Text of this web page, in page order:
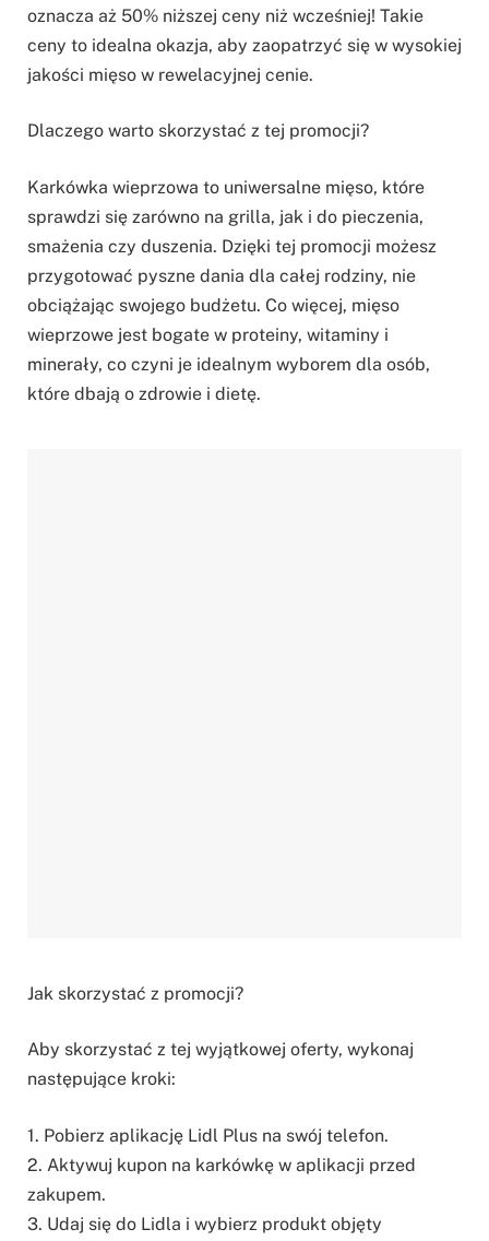
oznacza aż 50% niższej ceny niż wcześniej! Takie
ceny to idealna okazja, aby zaopatrzyć się w wysokiej
jakości mięso w rewelacyjnej cenie.
Dlaczego warto skorzystać z tej promocji?
Karkówka wieprzowa to uniwersalne mięso, które
sprawdzi się zarówno na grilla, jak i do pieczenia,
smażenia czy duszenia. Dzięki tej promocji możesz
przygotować pyszne dania dla całej rodziny, nie
obciążając swojego budżetu. Co więcej, mięso
wieprzowe jest bogate w proteiny, witaminy i
minerały, co czyni je idealnym wyborem dla osób,
które dbają o zdrowie i dietę.
Jak skorzystać z promocji?
Aby skorzystać z tej wyjątkowej oferty, wykonaj
następujące kroki:
1. Pobierz aplikację Lidl Plus na swój telefon.
2. Aktywuj kupon na karkówkę w aplikacji przed
zakupem.
3. Udaj się do Lidla i wybierz produkt objęty